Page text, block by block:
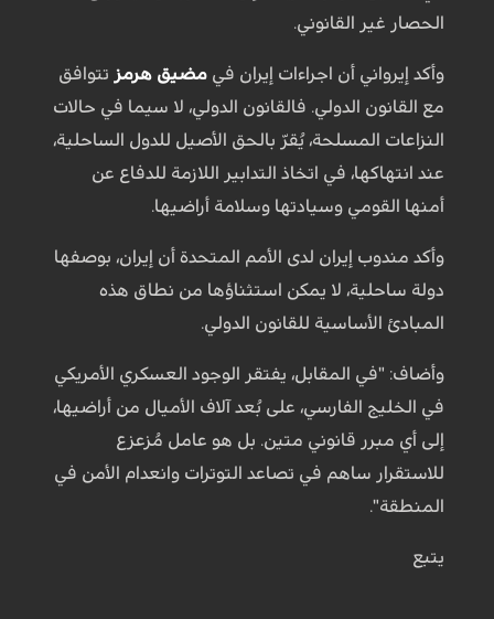
الحصار غير القانوني.
وأكد إيرواني أن اجراءات إيران في مضيق هرمز تتوافق
مع القانون الدولي. فالقانون الدولي، لا سيما في حالات
النزاعات المسلحة، يُقرّ بالحق الأصيل للدول الساحلية،
عند انتهاكها، في اتخاذ التدابير اللازمة للدفاع عن
أمنها القومي وسيادتها وسلامة أراضيها.
وأكد مندوب إيران لدى الأمم المتحدة أن إيران، بوصفها
دولة ساحلية، لا يمكن استثناؤها من نطاق هذه
المبادئ الأساسية للقانون الدولي.
وأضاف: "في المقابل، يفتقر الوجود العسكري الأمريكي
في الخليج الفارسي، على بُعد آلاف الأميال من أراضيها،
إلى أي مبرر قانوني متين. بل هو عامل مُزعزع
للاستقرار ساهم في تصاعد التوترات وانعدام الأمن في
المنطقة".
يتبع